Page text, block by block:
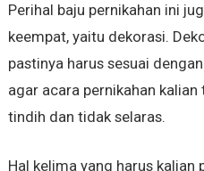
Perihal baju pernikahan ini
keempat, yaitu dekorasi.
pastinya harus sesuai
agar acara pernikahan
tindih dan tidak selaras.
Hal kelima yang harus kalian